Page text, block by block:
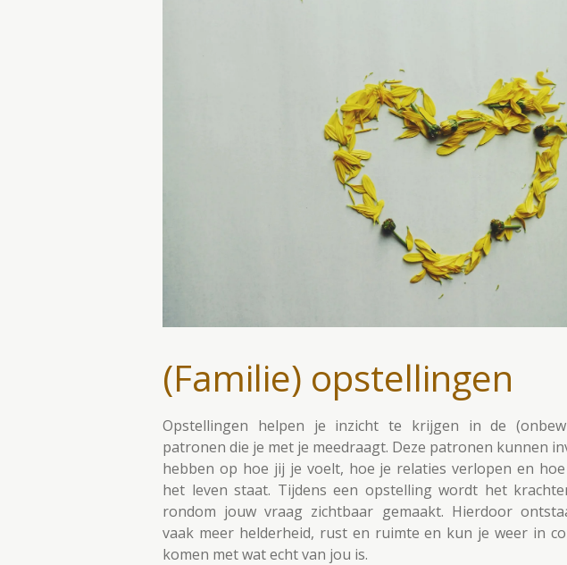
(Familie) opstellingen
Opstellingen helpen je inzicht te krijgen in de
patronen die je met je meedraagt. Deze patronen kunnen
hebben op hoe jij je voelt, hoe je relaties verlopen en
het leven staat. Tijdens een opstelling wordt het
rondom jouw vraag zichtbaar gemaakt. Hierdoor
vaak meer helderheid, rust en ruimte en kun je weer in
komen met wat echt van jou is.